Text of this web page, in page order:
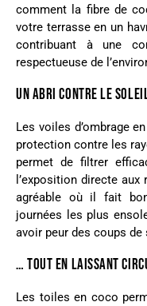
comment la fibre de
votre terrasse en un
contribuant à une
respectueuse de
UN ABRI CONTRE LE
Les voiles d’ombrage
protection contre les
permet de filtrer
l’exposition directe
agréable où il fait
journées les plus
avoir peur des coups
… TOUT EN LAISSANT
Les toiles en coco